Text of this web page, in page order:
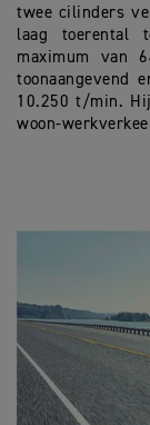
twee cilinders
laag toerental
maximum van
toonaangevend
10.250 t/min.
woon-